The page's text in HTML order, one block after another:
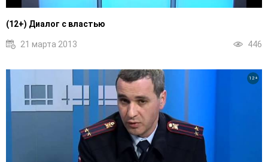
(12+) Диалог с властью
21 марта 2013 446
12+